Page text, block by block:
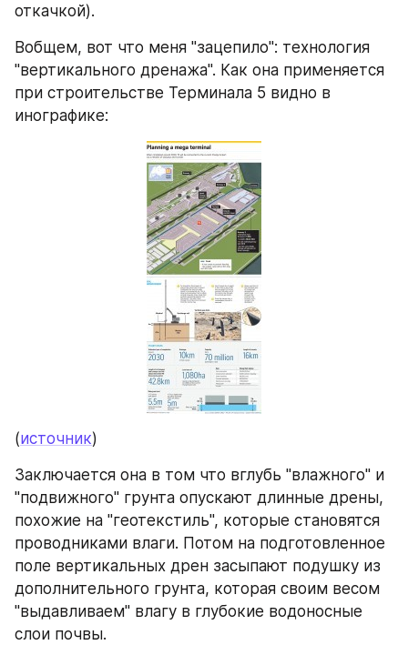
откачкой).
Вобщем, вот что меня "зацепило": технология
"вертикального дренажа". Как она применяется
при строительстве Терминала 5 видно в
инографике:
(источник)
Заключается она в том что вглубь "влажного" и
"подвижного" грунта опускают длинные дрены,
похожие на "геотекстиль", которые становятся
проводниками влаги. Потом на подготовленное
поле вертикальных дрен засыпают подушку из
дополнительного грунта, которая своим весом
"выдавливаем" влагу в глубокие водоносные
слои почвы.